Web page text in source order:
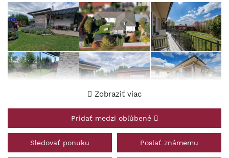
Zobraziť viac
Pridať medzi obľúbené
Sledovať ponuku Poslať známemu